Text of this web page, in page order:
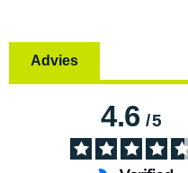
Advies
4.6/5